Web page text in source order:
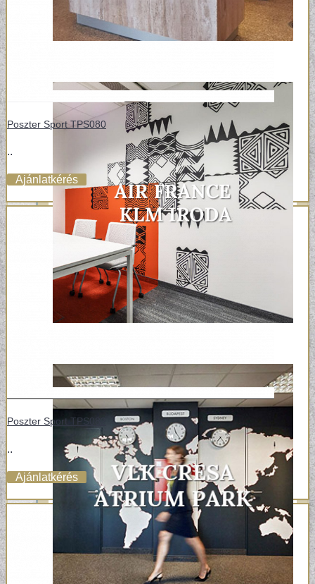
Poszter Sport TPS080
..
Ajánlatkérés
Poszter Sport TPS082
..
Ajánlatkérés